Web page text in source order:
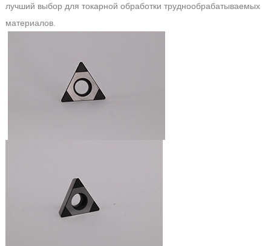
лучший выбор для токарной обработки труднообрабатываемых
материалов.